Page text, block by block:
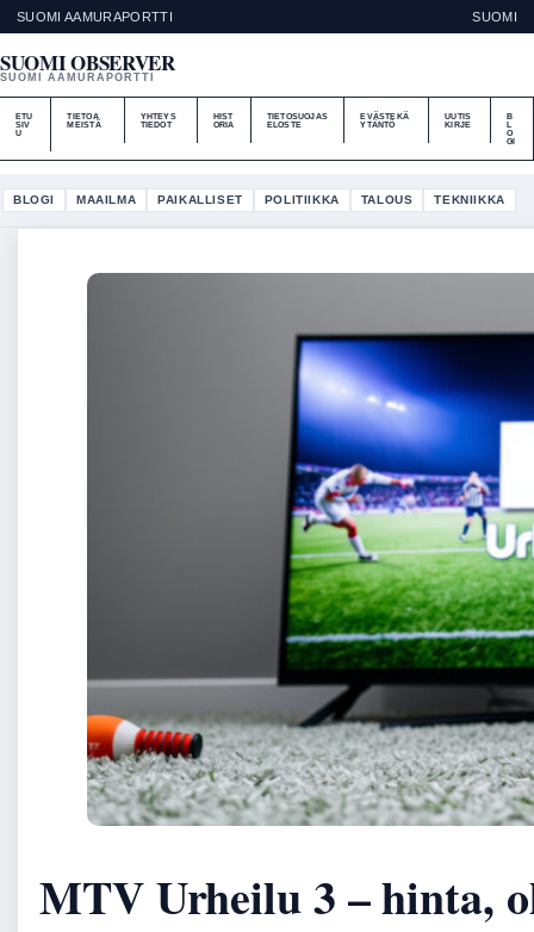
SUOMI AAMURAPORTTI SUOMI
SUOMI OBSERVER
SUOMI AAMURAPORTTI
ETU
SIV
U
TIETOA
MEISTÄ
YHTEYS
TIEDOT
HIST
ORIA
TIETOSUOJAS
ELOSTE
EVÄSTEKÄ
YTÄNTÖ
UUTIS
KIRJE
B
O
GI
BLOGI MAAILMA PAIKALLISET POLITIIKKA TALOUS TEKNIIKKA
MTV Urheilu 3 – hinta,